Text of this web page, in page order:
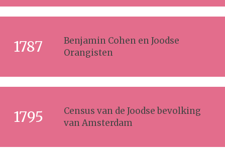
1787
Benjamin Cohen en Joodse
Orangisten
1795
Census van de Joodse bevolking
van Amsterdam